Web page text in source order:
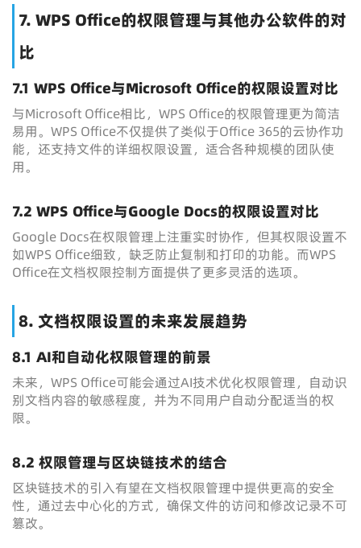
7. WPS Office的权限管理与其他办公软件的对
比
7.1 WPS Office与Microsoft Office的权限设置对比
与Microsoft Office相比，WPS Office的权限管理更为简洁
易用。WPS Office不仅提供了类似于Office 365的云协作功
能，还支持文件的详细权限设置，适合各种规模的团队使
用。
7.2 WPS Office与Google Docs的权限设置对比
Google Docs在权限管理上注重实时协作，但其权限设置不
如WPS Office细致，缺乏防止复制和打印的功能。而WPS
Office在文档权限控制方面提供了更多灵活的选项。
8. 文档权限设置的未来发展趋势
8.1 AI和自动化权限管理的前景
未来，WPS Office可能会通过AI技术优化权限管理，自动识
别文档内容的敏感程度，并为不同用户自动分配适当的权
限。
8.2 权限管理与区块链技术的结合
区块链技术的引入有望在文档权限管理中提供更高的安全
性，通过去中心化的方式，确保文件的访问和修改记录不可
篡改。